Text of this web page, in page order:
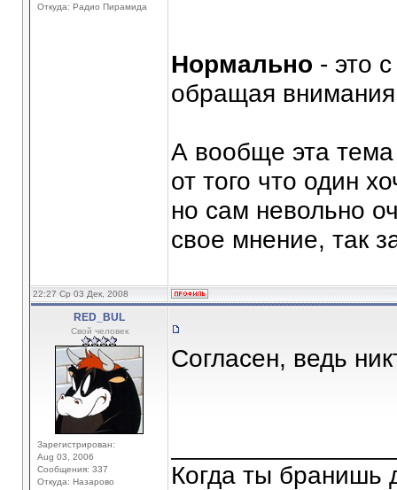
Откуда: Радио Пирамида
Нормально - это
обращая внимания
А вообще эта тема
от того что один
но сам невольно
свое мнение, так
22:27 Ср 03 Дек, 2008
RED_BUL
Свой человек
Зарегистрирован:
Aug 03, 2006
Сообщения: 337
Откуда: Назарово
Согласен, ведь
Когда ты бранишь